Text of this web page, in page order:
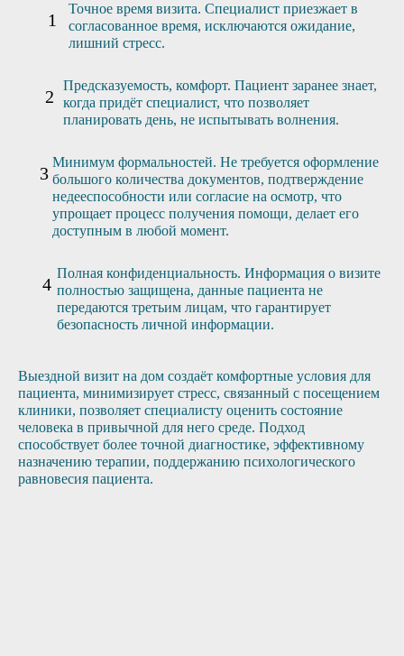
Точное время визита. Специалист приезжает в
согласованное время, исключаются ожидание,
лишний стресс.
Предсказуемость, комфорт. Пациент заранее знает,
когда придёт специалист, что позволяет
планировать день, не испытывать волнения.
Минимум формальностей. Не требуется оформление
большого количества документов, подтверждение
недееспособности или согласие на осмотр, что
упрощает процесс получения помощи, делает его
доступным в любой момент.
Полная конфиденциальность. Информация о визите
полностью защищена, данные пациента не
передаются третьим лицам, что гарантирует
безопасность личной информации.
Выездной визит на дом создаёт комфортные условия для
пациента, минимизирует стресс, связанный с посещением
клиники, позволяет специалисту оценить состояние
человека в привычной для него среде. Подход
способствует более точной диагностике, эффективному
назначению терапии, поддержанию психологического
равновесия пациента.